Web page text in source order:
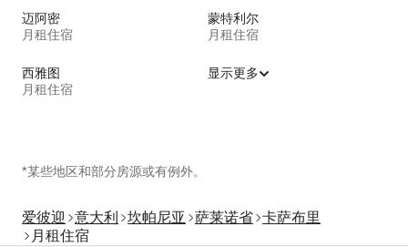
迈阿密
月租住宿
蒙特利尔
月租住宿
西雅图
月租住宿
显示更多
*某些地区和部分房源或有例外。
爱彼迎 意大利 坎帕尼亚 萨莱诺省 卡萨布里
月租住宿